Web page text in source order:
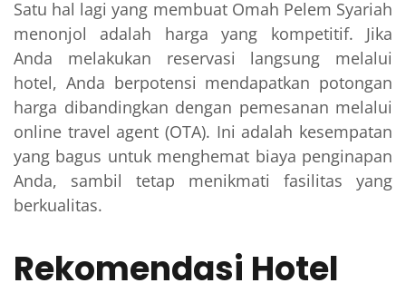
Satu hal lagi yang membuat Omah Pelem Syariah
menonjol adalah harga yang kompetitif. Jika
Anda melakukan reservasi langsung melalui
hotel, Anda berpotensi mendapatkan potongan
harga dibandingkan dengan pemesanan melalui
online travel agent (OTA). Ini adalah kesempatan
yang bagus untuk menghemat biaya penginapan
Anda, sambil tetap menikmati fasilitas yang
berkualitas.
Rekomendasi Hotel